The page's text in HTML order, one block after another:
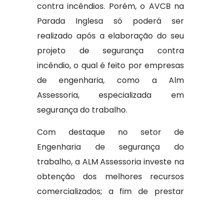
contra incêndios. Porém, o AVCB na
Parada Inglesa só poderá ser
realizado após a elaboração do seu
projeto de segurança contra
incêndio, o qual é feito por empresas
de engenharia, como a Alm
Assessoria, especializada em
segurança do trabalho.
Com destaque no setor de
Engenharia de segurança do
trabalho, a ALM Assessoria investe na
obtenção dos melhores recursos
comercializados; a fim de prestar